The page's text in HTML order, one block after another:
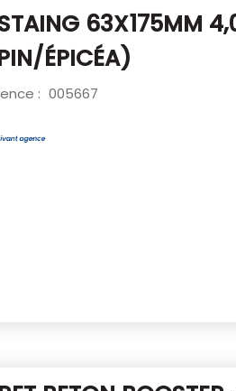
63X175MM
ÉPICÉA)
: 005667